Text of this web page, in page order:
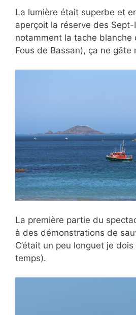
La lumière était superbe et
aperçoit la réserve des
notamment la tache blanche
Fous de Bassan), ça ne gâte
La première partie du
à des démonstrations de
C’était un peu longuet je
temps).